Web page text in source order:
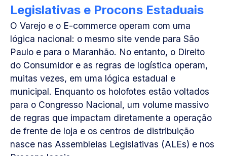
Legislativas e Procons Estaduais
O Varejo e o E-commerce operam com uma
lógica nacional: o mesmo site vende para São
Paulo e para o Maranhão. No entanto, o Direito
do Consumidor e as regras de logística operam,
muitas vezes, em uma lógica estadual e
municipal. Enquanto os holofotes estão voltados
para o Congresso Nacional, um volume massivo
de regras que impactam diretamente a operação
de frente de loja e os centros de distribuição
nasce nas Assembleias Legislativas (ALEs) e nos